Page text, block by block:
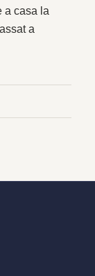
a casa la
a